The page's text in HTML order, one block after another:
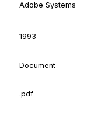
Adobe Systems
1993
Document
.pdf